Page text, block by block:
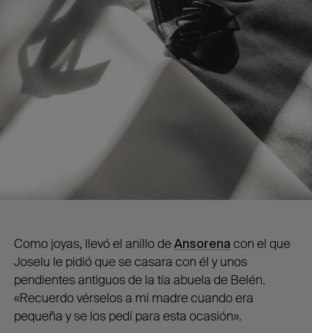
Como joyas, llevó el anillo deAnsorena con el que
Joselu le pidió que se casara con él y unos
pendientes antiguos de la tía abuela de Belén.
«Recuerdo vérselos a mi madre cuando era
pequeña y se los pedí para esta ocasión».